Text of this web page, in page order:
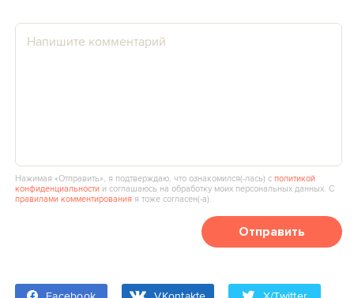
Нажимая «Отправить», я подтверждаю, что ознакомился(‑лась) сполитикой
конфиденциальности и соглашаюсь на обработку моих персональных данных. С
правилами комментирования я тоже согласен(‑а).
Отправить